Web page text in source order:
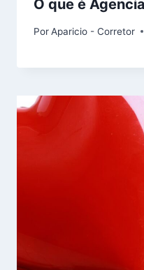
O que é
PorAparicio - Corretor